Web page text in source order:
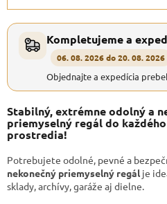
Kompletujeme a
06. 08. 2026 do 20. 08. 2026
Objednajte a expedícia
Stabilný, extrémne odolný a
priemyselný regál do
prostredia!
Potrebujete odolné, pevné a
nekonečný priemyselný regál je
sklady, archívy, garáže aj dielne.